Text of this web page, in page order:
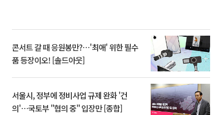
콘서트 갈 때 응원봉만?⋯'최애' 위한 필수
품 등장이오! [솔드아웃]
서울시, 정부에 정비사업 규제 완화 '건
의'⋯국토부 "협의 중" 입장만 [종합]